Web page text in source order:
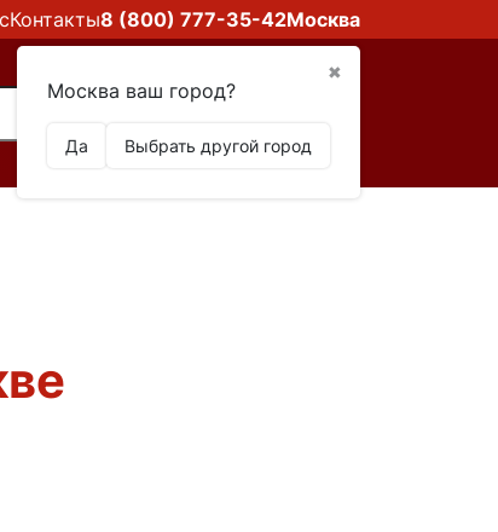
Контакты8 (800) 777-35-42Москва
✖
Москва ваш город?
Да Выбрать другой город